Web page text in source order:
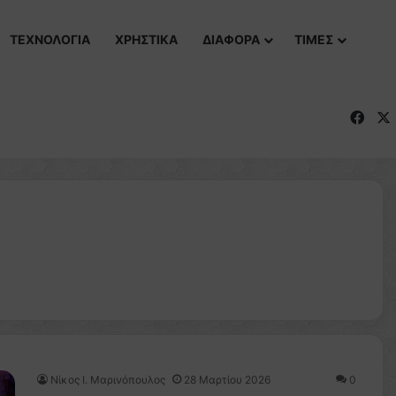
ΤΕΧΝΟΛΟΓΙΑ ΧΡΗΣΤΙΚΑ ΔΙΑΦΟΡΑ ΤΙΜΕΣ
Nίκος Ι. Mαρινόπουλος 28 Μαρτίου 2026 0